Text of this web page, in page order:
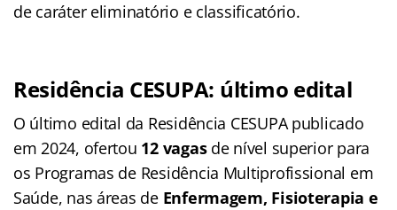
de caráter eliminatório e classificatório.
Residência CESUPA: último edital
O último edital da Residência CESUPA publicado
em 2024, ofertou 12 vagasde nível superior para
os Programas de Residência Multiprofissional em
Saúde, nas áreas de Enfermagem, Fisioterapia e